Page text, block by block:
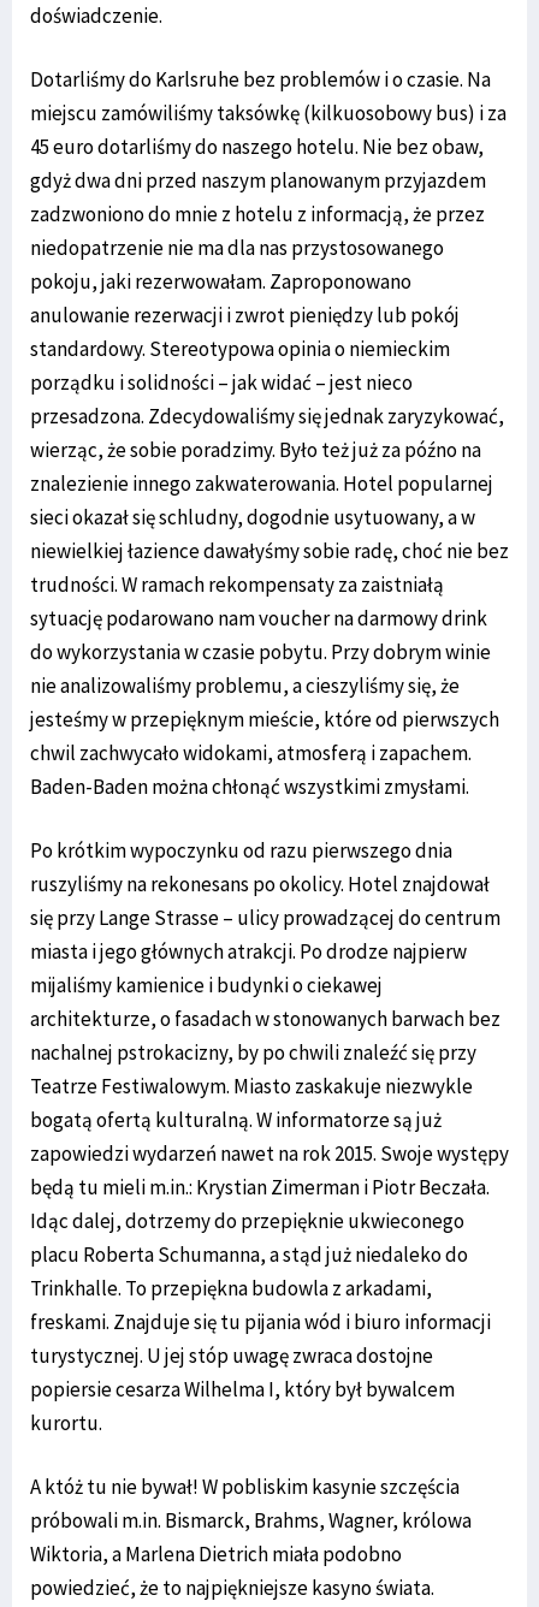
doświadczenie.
Dotarliśmy do Karlsruhe bez problemów i o czasie. Na
miejscu zamówiliśmy taksówkę (kilkuosobowy bus) i za
45 euro dotarliśmy do naszego hotelu. Nie bez obaw,
gdyż dwa dni przed naszym planowanym przyjazdem
zadzwoniono do mnie z hotelu z informacją, że przez
niedopatrzenie nie ma dla nas przystosowanego
pokoju, jaki rezerwowałam. Zaproponowano
anulowanie rezerwacji i zwrot pieniędzy lub pokój
standardowy. Stereotypowa opinia o niemieckim
porządku i solidności – jak widać – jest nieco
przesadzona. Zdecydowaliśmy się jednak zaryzykować,
wierząc, że sobie poradzimy. Było też już za późno na
znalezienie innego zakwaterowania. Hotel popularnej
sieci okazał się schludny, dogodnie usytuowany, a w
niewielkiej łazience dawałyśmy sobie radę, choć nie bez
trudności. W ramach rekompensaty za zaistniałą
sytuację podarowano nam voucher na darmowy drink
do wykorzystania w czasie pobytu. Przy dobrym winie
nie analizowaliśmy problemu, a cieszyliśmy się, że
jesteśmy w przepięknym mieście, które od pierwszych
chwil zachwycało widokami, atmosferą i zapachem.
Baden-Baden można chłonąć wszystkimi zmysłami.
Po krótkim wypoczynku od razu pierwszego dnia
ruszyliśmy na rekonesans po okolicy. Hotel znajdował
się przy Lange Strasse – ulicy prowadzącej do centrum
miasta i jego głównych atrakcji. Po drodze najpierw
mijaliśmy kamienice i budynki o ciekawej
architekturze, o fasadach w stonowanych barwach bez
nachalnej pstrokacizny, by po chwili znaleźć się przy
Teatrze Festiwalowym. Miasto zaskakuje niezwykle
bogatą ofertą kulturalną. W informatorze są już
zapowiedzi wydarzeń nawet na rok 2015. Swoje występy
będą tu mieli m.in.: Krystian Zimerman i Piotr Beczała.
Idąc dalej, dotrzemy do przepięknie ukwieconego
placu Roberta Schumanna, a stąd już niedaleko do
Trinkhalle. To przepiękna budowla z arkadami,
freskami. Znajduje się tu pijania wód i biuro informacji
turystycznej. U jej stóp uwagę zwraca dostojne
popiersie cesarza Wilhelma I, który był bywalcem
kurortu.
A któż tu nie bywał! W pobliskim kasynie szczęścia
próbowali m.in. Bismarck, Brahms, Wagner, królowa
Wiktoria, a Marlena Dietrich miała podobno
powiedzieć, że to najpiękniejsze kasyno świata.